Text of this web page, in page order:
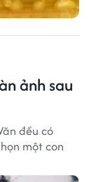
ảnh sau
đều có
một con